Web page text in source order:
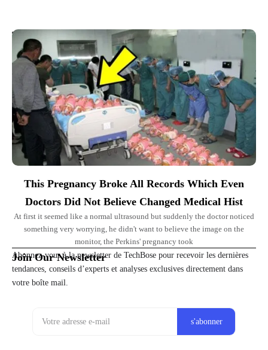
Top Picks for You
This Pregnancy Broke All Records Which Even
Doctors Did Not Believe Changed Medical Hist
At first it seemed like a normal ultrasound but suddenly the doctor noticed
something very worrying, he didn't want to believe the image on the
monitor, the Perkins' pregnancy took
Join Our Newsletter
Abonnez-vous à la newsletter de TechBose pour recevoir les dernières
tendances, conseils d’experts et analyses exclusives directement dans
votre boîte mail.